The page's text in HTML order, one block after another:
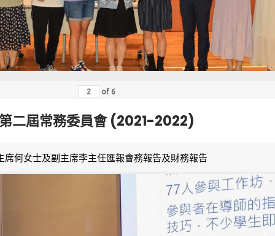
of 6
二屆常務委員會 (2021-2022)
席何女士及副主席李主任匯報會務報告及財務報告